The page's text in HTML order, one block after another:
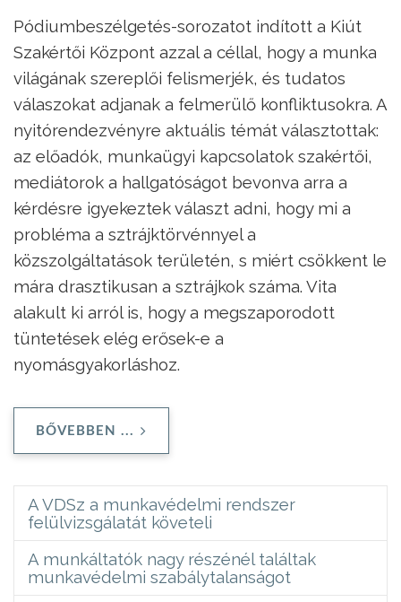
Pódiumbeszélgetés-sorozatot indított a Kiút
Szakértői Központ azzal a céllal, hogy a munka
világának szereplői felismerjék, és tudatos
válaszokat adjanak a felmerülő konfliktusokra. A
nyitórendezvényre aktuális témát választottak:
az előadók, munkaügyi kapcsolatok szakértői,
mediátorok a hallgatóságot bevonva arra a
kérdésre igyekeztek választ adni, hogy mi a
probléma a sztrájktörvénnyel a
közszolgáltatások területén, s miért csökkent le
mára drasztikusan a sztrájkok száma. Vita
alakult ki arról is, hogy a megszaporodott
tüntetések elég erősek-e a
nyomásgyakorláshoz.
BŐVEBBEN ...
A VDSz a munkavédelmi rendszer
felülvizsgálatát követeli
A munkáltatók nagy részénél találtak
munkavédelmi szabálytalanságot